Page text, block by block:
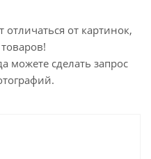
от картинок,
можете сделать запрос